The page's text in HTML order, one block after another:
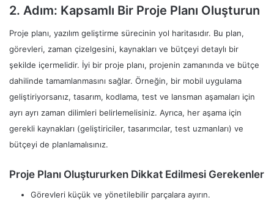
2. Adım: Kapsamlı Bir Proje Planı Oluşturun
Proje planı, yazılım geliştirme sürecinin yol haritasıdır. Bu plan,
görevleri, zaman çizelgesini, kaynakları ve bütçeyi detaylı bir
şekilde içermelidir. İyi bir proje planı, projenin zamanında ve bütçe
dahilinde tamamlanmasını sağlar. Örneğin, bir mobil uygulama
geliştiriyorsanız, tasarım, kodlama, test ve lansman aşamaları için
ayrı ayrı zaman dilimleri belirlemelisiniz. Ayrıca, her aşama için
gerekli kaynakları (geliştiriciler, tasarımcılar, test uzmanları) ve
bütçeyi de planlamalısınız.
Proje Planı Oluştururken Dikkat Edilmesi Gerekenler
Görevleri küçük ve yönetilebilir parçalara ayırın.